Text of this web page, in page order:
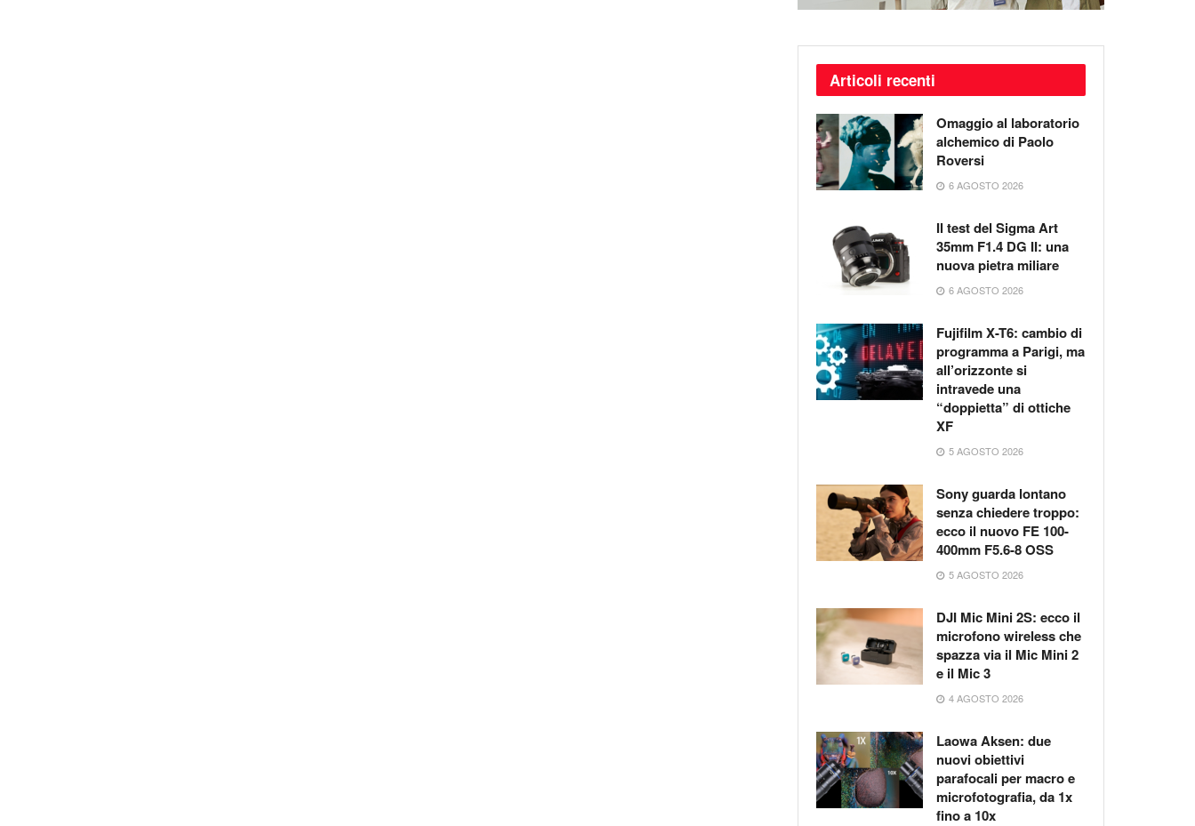
Articoli recenti
Omaggio al laboratorio
alchemico di Paolo
Roversi
6 AGOSTO 2026
Il test del Sigma Art
35mm F1.4 DG II: una
nuova pietra miliare
6 AGOSTO 2026
Fujifilm X-T6: cambio di
programma a Parigi, ma
all’orizzonte si
intravede una
“doppietta” di ottiche
XF
5 AGOSTO 2026
Sony guarda lontano
senza chiedere troppo:
ecco il nuovo FE 100-
400mm F5.6-8 OSS
5 AGOSTO 2026
DJI Mic Mini 2S: ecco il
microfono wireless che
spazza via il Mic Mini 2
e il Mic 3
4 AGOSTO 2026
Laowa Aksen: due
nuovi obiettivi
parafocali per macro e
microfotografia, da 1x
fino a 10x